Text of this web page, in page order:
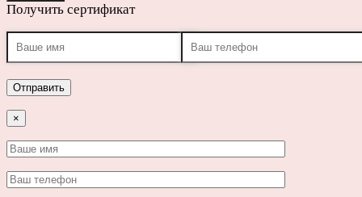
Получить сертификат
×